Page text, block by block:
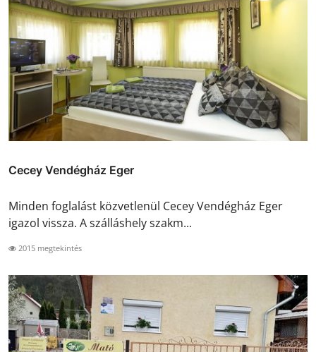
Cecey Vendégház Eger
Minden foglalást közvetlenül Cecey Vendégház Eger
igazol vissza. A szálláshely szakm...
2015 megtekintés